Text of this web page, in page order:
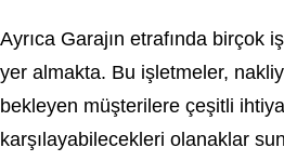
Ayrıca Garajın etrafında birçok
yer almakta. Bu işletmeler,
bekleyen müşterilere çeşitli
karşılayabilecekleri olanaklar